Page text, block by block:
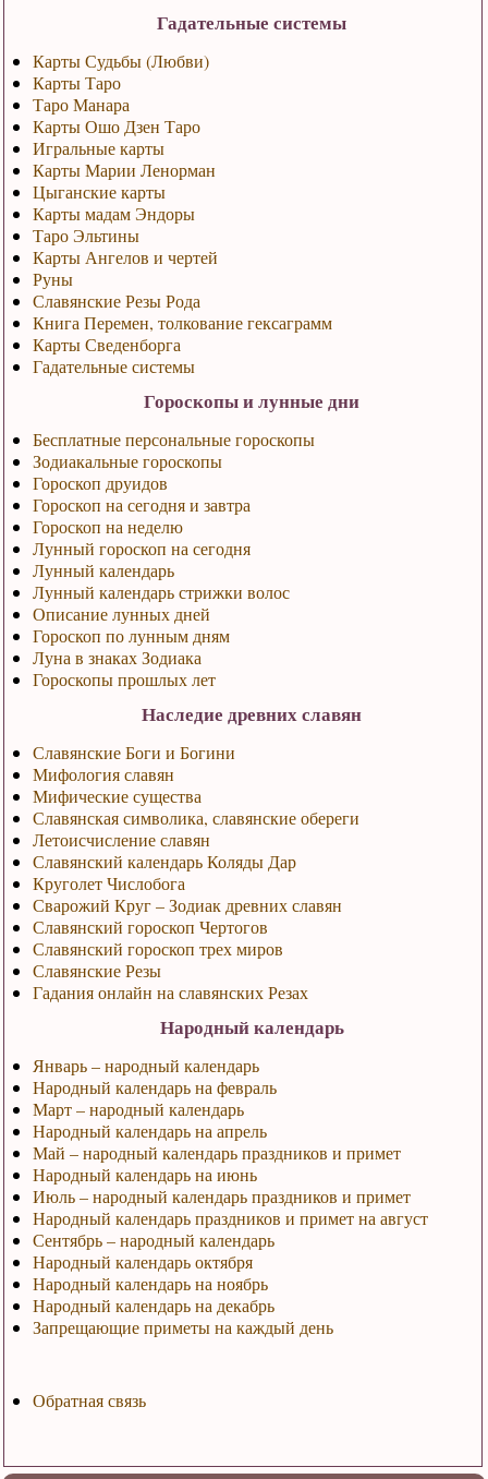
Гадательные системы
Карты Судьбы (Любви)
Карты Таро
Таро Манара
Карты Ошо Дзен Таро
Игральные карты
Карты Марии Ленорман
Цыганские карты
Карты мадам Эндоры
Таро Эльтины
Карты Ангелов и чертей
Руны
Славянские Резы Рода
Книга Перемен, толкование гексаграмм
Карты Сведенборга
Гадательные системы
Гороскопы и лунные дни
Бесплатные персональные гороскопы
Зодиакальные гороскопы
Гороскоп друидов
Гороскоп на сегодня и завтра
Гороскоп на неделю
Лунный гороскоп на сегодня
Лунный календарь
Лунный календарь стрижки волос
Описание лунных дней
Гороскоп по лунным дням
Луна в знаках Зодиака
Гороскопы прошлых лет
Наследие древних славян
Славянские Боги и Богини
Мифология славян
Мифические существа
Славянская символика, славянские обереги
Летоисчисление славян
Славянский календарь Коляды Дар
Круголет Числобога
Сварожий Круг – Зодиак древних славян
Славянский гороскоп Чертогов
Славянский гороскоп трех миров
Славянские Резы
Гадания онлайн на славянских Резах
Народный календарь
Январь – народный календарь
Народный календарь на февраль
Март – народный календарь
Народный календарь на апрель
Май – народный календарь праздников и примет
Народный календарь на июнь
Июль – народный календарь праздников и примет
Народный календарь праздников и примет на август
Сентябрь – народный календарь
Народный календарь октября
Народный календарь на ноябрь
Народный календарь на декабрь
Запрещающие приметы на каждый день
Обратная связь